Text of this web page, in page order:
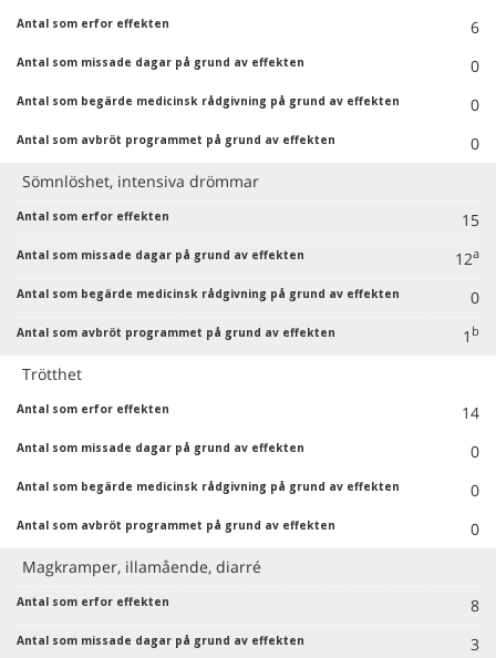
6
0
0
0
Sömnlöshet, intensiva drömmar
15
12a
0
1 b
Trötthet
14
0
0
0
Magkramper, illamående, diarré
8
3